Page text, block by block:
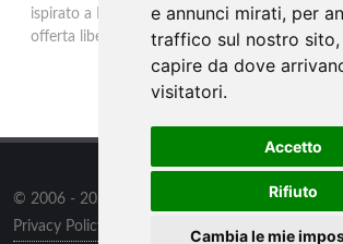
e annunci mirati, per
traffico sul nostro sito,
capire da dove
visitatori.
Accetto
Rifiuto
Cambia le mie
ispirato a Dario Fo e Franca Rame. Ingresso
offerta libera alle ore 21.
© 2006 - 2026
all rights reserved.
Privacy Policy
Preferenze sui Cookies